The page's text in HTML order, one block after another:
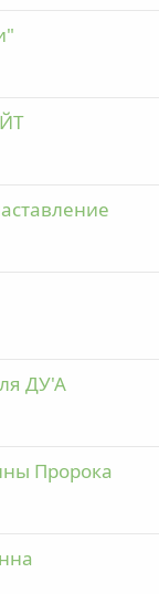
ДУ'А
Пророка